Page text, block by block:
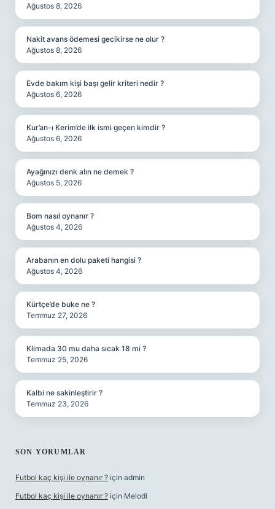
Ağustos 8, 2026
Nakit avans ödemesi gecikirse ne olur ?
Ağustos 8, 2026
Evde bakım kişi başı gelir kriteri nedir ?
Ağustos 6, 2026
Kur’an-ı Kerim’de ilk ismi geçen kimdir ?
Ağustos 6, 2026
Ayağınızı denk alın ne demek ?
Ağustos 5, 2026
Bom nasıl oynanır ?
Ağustos 4, 2026
Arabanın en dolu paketi hangisi ?
Ağustos 4, 2026
Kürtçe’de buke ne ?
Temmuz 27, 2026
Klimada 30 mu daha sıcak 18 mi ?
Temmuz 25, 2026
Kalbi ne sakinleştirir ?
Temmuz 23, 2026
SON YORUMLAR
Futbol kaç kişi ile oynanır ? için admin
Futbol kaç kişi ile oynanır ? için Melodi